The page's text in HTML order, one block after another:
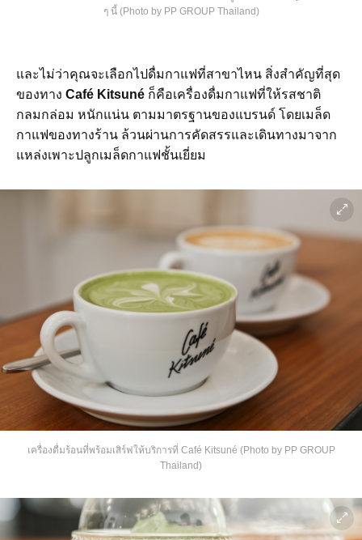
ๆ นี้ (Photo by PP GROUP Thailand)
และไม่ว่าคุณจะเลือกไปดื่มกาแฟที่สาขาไหน สิ่งสำคัญที่สุด
ของทาง Café Kitsuné ก็คือเครื่องดื่มกาแฟที่ให้รสชาติ
กลมกล่อม หนักแน่น ตามมาตรฐานของแบรนด์ โดยเมล็ด
กาแฟของทางร้าน ล้วนผ่านการคัดสรรและเดินทางมาจาก
แหล่งเพาะปลูกเมล็ดกาแฟชั้นเยี่ยม
เครื่องดื่มร้อนที่พร้อมเสิร์ฟให้บริการที่ Café Kitsuné (Photo by PP GROUP
Thailand)